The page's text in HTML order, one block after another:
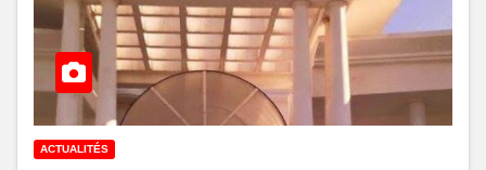
ACTUALITÉS